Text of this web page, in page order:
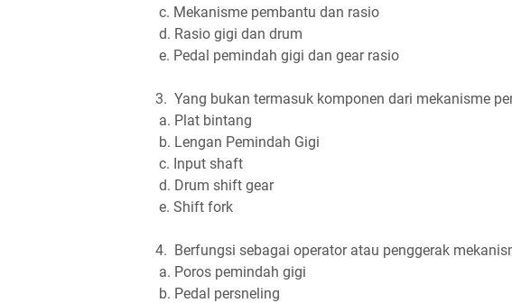
c. Mekanisme pembantu dan rasio
d. Rasio gigi dan drum
e. Pedal pemindah gigi dan gear rasio
3. Yang bukan termasuk komponen dari mekanisme
a. Plat bintang
b. Lengan Pemindah Gigi
c. Input shaft
d. Drum shift gear
e. Shift fork
4. Berfungsi sebagai operator atau penggerak
a. Poros pemindah gigi
b. Pedal persneling